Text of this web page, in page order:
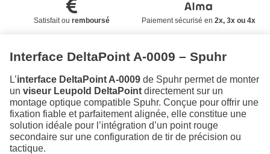
Satisfait ou remboursé Paiement sécurisé en 2x, 3x ou 4x
Interface DeltaPoint A-0009 – Spuhr
L’interface DeltaPoint A-0009 de Spuhr permet de monter
un viseur Leupold DeltaPoint directement sur un
montage optique compatible Spuhr. Conçue pour offrir une
fixation fiable et parfaitement alignée, elle constitue une
solution idéale pour l’intégration d’un point rouge
secondaire sur une configuration de tir de précision ou
tactique.